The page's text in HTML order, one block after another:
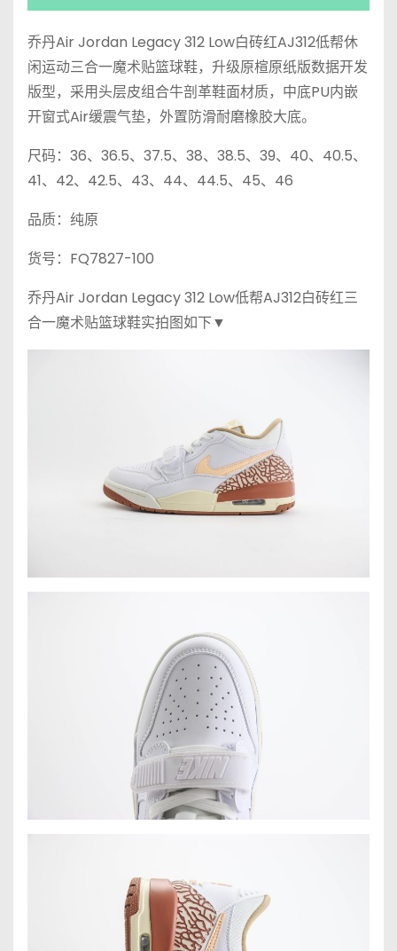
乔丹Air Jordan Legacy 312 Low白砖红AJ312低帮休
闲运动三合一魔术贴篮球鞋，升级原楦原纸版数据开发
版型，采用头层皮组合牛剖革鞋面材质，中底PU内嵌
开窗式Air缓震气垫，外置防滑耐磨橡胶大底。
尺码：36、36.5、37.5、38、38.5、39、40、40.5、
41、42、42.5、43、44、44.5、45、46
品质：纯原
货号：FQ7827-100
乔丹Air Jordan Legacy 312 Low低帮AJ312白砖红三
合一魔术贴篮球鞋实拍图如下▼